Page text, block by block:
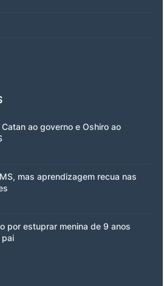
ao governo e Oshiro ao
mas aprendizagem recua nas
por estuprar menina de 9 anos